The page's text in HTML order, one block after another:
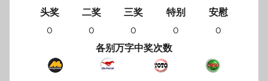
头奖
二奖 三奖 特别
安慰
0
0 0 0
0
各别万字中奖次数